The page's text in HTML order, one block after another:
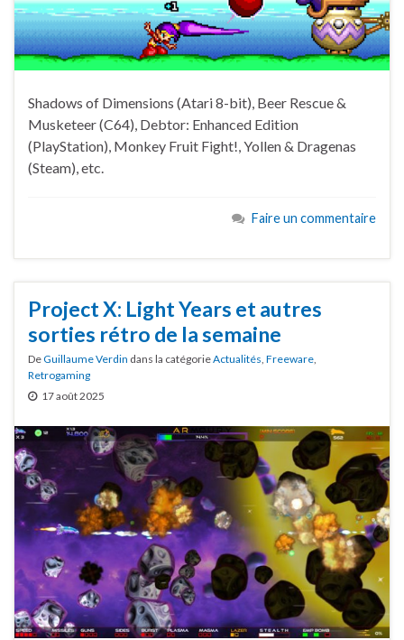
Shadows of Dimensions (Atari 8-bit), Beer Rescue &
Musketeer (C64), Debtor: Enhanced Edition
(PlayStation), Monkey Fruit Fight!, Yollen & Dragenas
(Steam), etc.
Faire un commentaire
Project X: Light Years et autres
sorties rétro de la semaine
DeGuillaume Verdin dans la catégorieActualités, Freeware,
Retrogaming
17 août 2025